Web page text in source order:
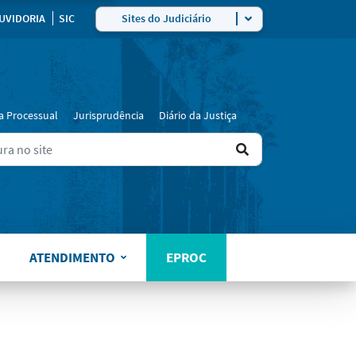
SIC Sites do Judiciário
Processual Jurisprudência Diário da Justiça
Ir
resultado
ATENDIMENTO EPROC